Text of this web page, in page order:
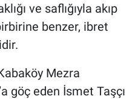
ve saflığıyla akıp
benzer, ibret
Mezra
göç eden İsmet Taşçı